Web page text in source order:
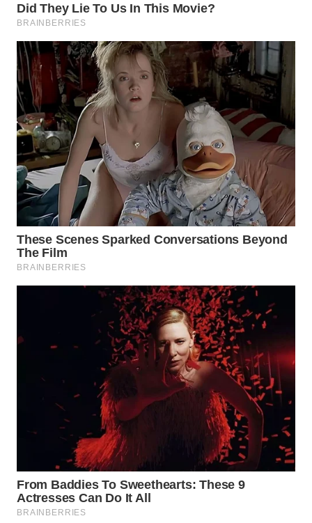
WAHANA
WAHANA
LISTRIK
WAHANA
TRAVEL
WAHANA
TV
WAHANANEWS
ID
CO ID
WAHANA
WAHANA
WAHANA
SELEB